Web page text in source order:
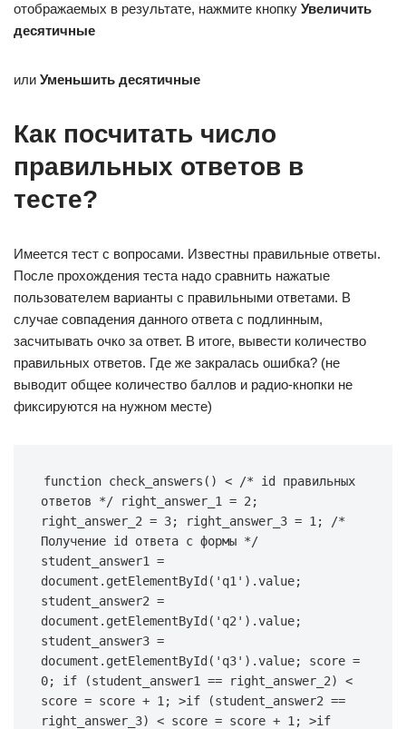
отображаемых в результате, нажмите кнопку Увеличить
десятичные
или Уменьшить десятичные
Как посчитать число
правильных ответов в
тесте?
Имеется тест с вопросами. Известны правильные ответы.
После прохождения теста надо сравнить нажатые
пользователем варианты с правильными ответами. В
случае совпадения данного ответа с подлинным,
засчитывать очко за ответ. В итоге, вывести количество
правильных ответов. Где же закралась ошибка? (не
выводит общее количество баллов и радио-кнопки не
фиксируются на нужном месте)
function check_answers() < /* id правильных
ответов */ right_answer_1 = 2;
right_answer_2 = 3; right_answer_3 = 1; /*
Получение id ответа с формы */
student_answer1 =
document.getElementById('q1').value;
student_answer2 =
document.getElementById('q2').value;
student_answer3 =
document.getElementById('q3').value; score =
0; if (student_answer1 == right_answer_2) <
score = score + 1; >if (student_answer2 ==
right_answer_3) < score = score + 1; >if